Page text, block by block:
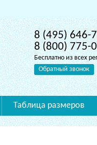
8 (495) 646-
8 (800) 775-
Бесплатно из всех
Обратный звонок
Таблица размеров